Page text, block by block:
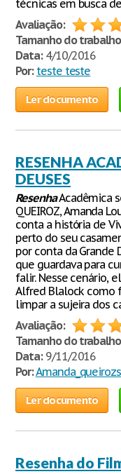
técnicas em busca
Avaliação:
Tamanho do
Data:4/10/2016
Por: teste teste
Ler documento
RESENHA
DEUSES
ResenhaAcadêmica
QUEIROZ, Amanda
conta a história de
perto do seu
por conta da Grande
que guardava para
falir. Nesse cenário,
Alfred Blalock como
limpar a sujeira dos
Avaliação:
Tamanho do
Data:9/11/2016
Por:Amanda_queirozs
Ler documento
Resenha do